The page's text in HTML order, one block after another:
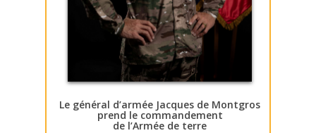
Le général d’armée Jacques de Montgros
prend le commandement
de l’Armée de terre